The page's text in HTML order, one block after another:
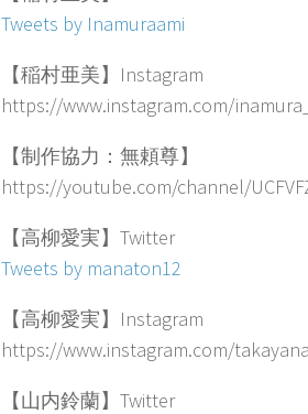
Tweets by Inamuraami
【稲村亜美】Instagram
https://www.instagram.com/
【制作協力：無頼尊】
https://youtube.com/channel/
【高柳愛実】Twitter
Tweets by manaton12
【高柳愛実】Instagram
https://www.instagram.com/
【山内鈴蘭】Twitter